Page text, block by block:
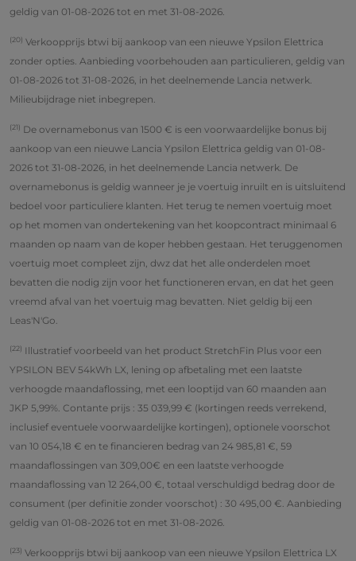
geldig van 01-08-2026 tot en met 31-08-2026.
(20) Verkoopprijs btwi bij aankoop van een nieuwe Ypsilon Elettrica
zonder opties. Aanbieding voorbehouden aan particulieren, geldig van
01-08-2026 tot 31-08-2026, in het deelnemende Lancia netwerk.
Milieubijdrage niet inbegrepen.
(21) De overnamebonus van 1500 € is een voorwaardelijke bonus bij
aankoop van een nieuwe Lancia Ypsilon Elettrica geldig van 01-08-
2026 tot 31-08-2026, in het deelnemende Lancia netwerk. De
overnamebonus is geldig wanneer je je voertuig inruilt en is uitsluitend
bedoel voor particuliere klanten. Het terug te nemen voertuig moet
op het momen van ondertekening van het koopcontract minimaal 6
maanden op naam van de koper hebben gestaan. Het teruggenomen
voertuig moet compleet zijn, dwz dat het alle onderdelen moet
bevatten die nodig zijn voor het functioneren ervan, en dat het geen
vreemd afval van het voertuig mag bevatten. Niet geldig bij een
Leas'N'Go.
(22) Illustratief voorbeeld van het product StretchFin Plus voor een
YPSILON BEV 54kWh LX, lening op afbetaling met een laatste
verhoogde maandaflossing, met een looptijd van 60 maanden aan
JKP 5,99%. Contante prijs : 35 039,99 € (kortingen reeds verrekend,
inclusief eventuele voorwaardelijke kortingen), optionele voorschot
van 10 054,18 € en te financieren bedrag van 24 985,81 €, 59
maandaflossingen van 309,00€ en een laatste verhoogde
maandaflossing van 12 264,00 €, totaal verschuldigd bedrag door de
consument (per definitie zonder voorschot) : 30 495,00 €. Aanbieding
geldig van 01-08-2026 tot en met 31-08-2026.
(23) Verkoopprijs btwi bij aankoop van een nieuwe Ypsilon Elettrica LX